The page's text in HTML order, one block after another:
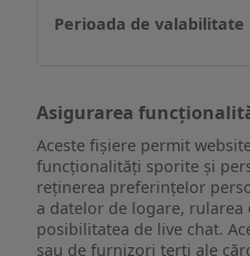
dispozitiv
Asigurarea
Aceste fișiere permit
funcționalități sporite și
reţinerea preferinţelor
a datelor de logare, rularea
posibilitatea de live chat.
sau de furnizori terți ale